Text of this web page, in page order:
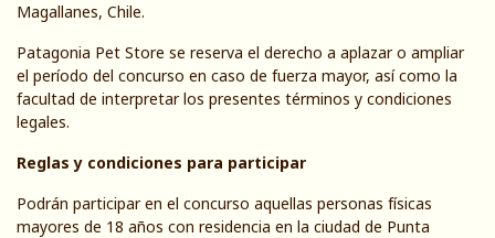
Magallanes, Chile.
Patagonia Pet Store se reserva el derecho a aplazar o ampliar
el período del concurso en caso de fuerza mayor, así como la
facultad de interpretar los presentes términos y condiciones
legales.
Reglas y condiciones para participar
Podrán participar en el concurso aquellas personas físicas
mayores de 18 años con residencia en la ciudad de Punta